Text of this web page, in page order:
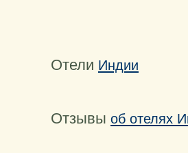
Отели Индии
Отзывы об отелях